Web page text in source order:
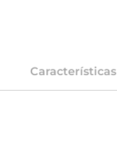
Características